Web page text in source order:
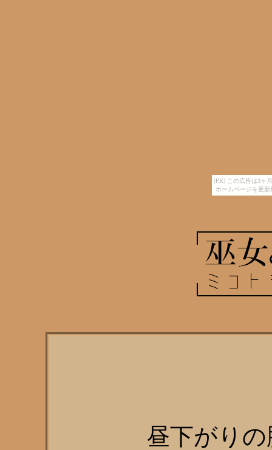
[PR] この広告は3ヶ
ホームページを更
昼下がり